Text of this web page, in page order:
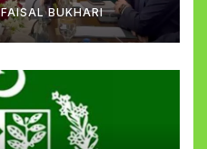
FAISAL BUKHARI